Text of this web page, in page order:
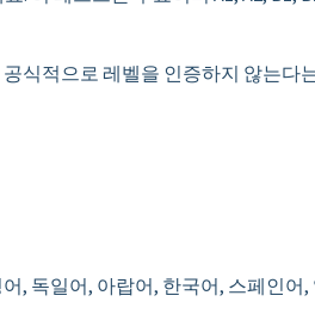
식적으로 레벨을 인증하지 않는다
, 독일어, 아랍어, 한국어, 스페인어,